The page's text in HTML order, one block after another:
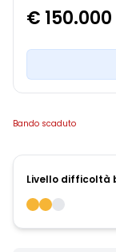
€ 150.000
Bando scaduto
Livello difficoltà